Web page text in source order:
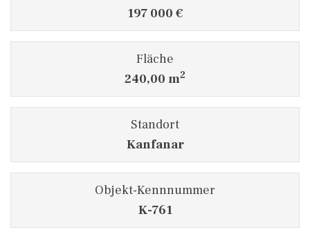
197 000 €
Fläche
240,00 m2
Standort
Kanfanar
Objekt-Kennnummer
K-761